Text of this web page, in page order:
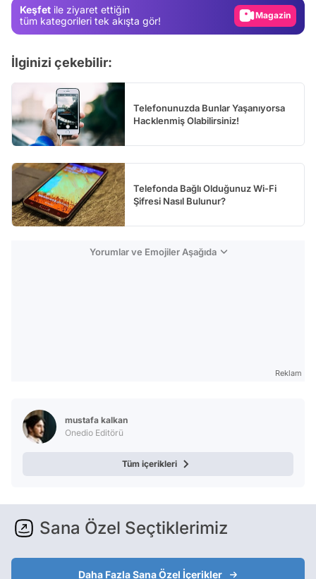
Keşfet ile ziyaret ettiğin
tüm kategorileri tek akışta gör!
Video
İlginizi çekebilir:
Telefonunuzda Bunlar Yaşanıyorsa
Hacklenmiş Olabilirsiniz!
Telefonda Bağlı Olduğunuz Wi-Fi
Şifresi Nasıl Bulunur?
Yorumlar ve Emojiler Aşağıda
Reklam
mustafa kalkan
Onedio Editörü
Tüm içerikleri
Sana Özel Seçtiklerimiz
Daha Fazla Sana Özel İçerikler